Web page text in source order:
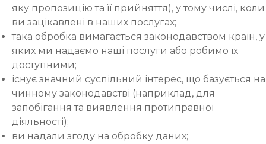
яку пропозицію та її прийняття), у тому числі, коли
ви зацікавлені в наших послугах;
така обробка вимагається законодавством країн, у
яких ми надаємо наші послуги або робимо їх
доступними;
існує значний суспільний інтерес, що базується на
чинному законодавстві (наприклад, для
запобігання та виявлення протиправної
діяльності);
ви надали згоду на обробку даних;